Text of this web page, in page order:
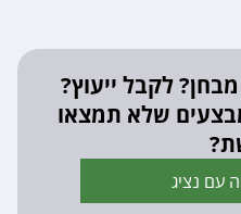
לקבל ייעוץ?
שלא תמצאו
עם נציג